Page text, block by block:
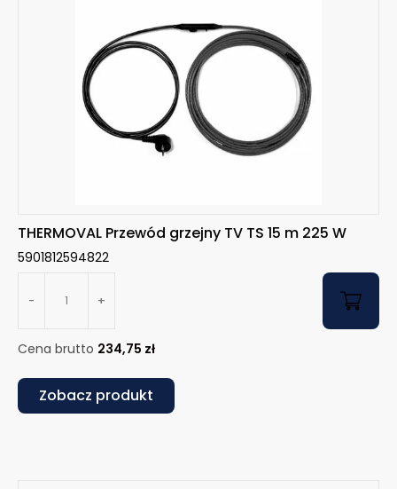
THERMOVAL Przewód grzejny TV TS 15 m 225 W
5901812594822
- +
Cena brutto 234,75 zł
Zobacz produkt